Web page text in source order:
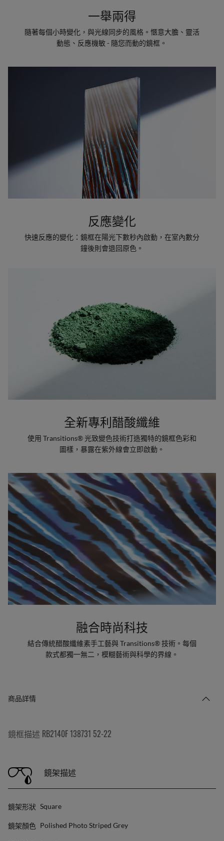
一舉兩得
隨著每個小時變化，與光線同步的風格。愜意大膽、靈活
動態、反應機敏 - 隨您而動的鏡框。
反應變化
快速反應的變化：鏡框在陽光下數秒內啟動，在室內數分
鐘後則會退回原色。
全新專利醋酸纖維
使用 Transitions® 光致變色技術打造獨特的鏡框色彩和
圖樣，暴露在紫外線會立即啟動。
融合時尚科技
結合傳統醋酸纖維素手工藝與 Transitions® 技術。每個
款式都獨一無二，模糊藝術與科學的界線。
商品詳情
鏡框描述 RB2140F 138731 52-22
鏡架描述
鏡架形狀 Square
鏡架顏色 Polished Photo Striped Grey